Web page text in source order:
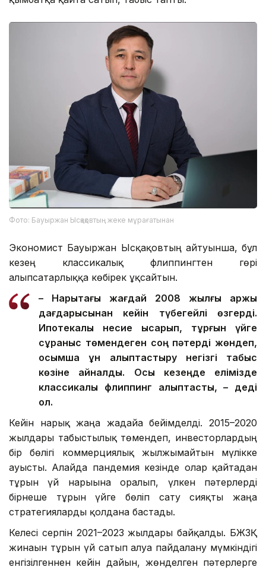
Фото: Бауыржан Ысқақовтың жеке мұрағатынан
Экономист Бауыржан Ысқақовтың айтуынша, бұл
кезең классикалық флиппингтен гөрі
алыпсатарлыққа көбірек ұқсайтын.
– Нарықтағы жағдай 2008 жылғы қаржы
дағдарысынан кейін түбегейлі өзгерді.
Ипотекалық несие қысқарып, тұрғын үйге
сұраныс төмендеген соң пәтерді жөндеп,
қосымша құн қалыптастыру негізгі табыс
көзіне айналды. Осы кезеңде елімізде
классикалық флиппинг қалыптасты, – деді
ол.
Кейін нарық жаңа жағдайға бейімделді. 2015–2020
жылдары табыстылық төмендеп, инвесторлардың
бір бөлігі коммерциялық жылжымайтын мүлікке
ауысты. Алайда пандемия кезінде олар қайтадан
тұрғын үй нарығына оралып, үлкен пәтерлерді
бірнеше тұрғын үйге бөліп сату сияқты жаңа
стратегияларды қолдана бастады.
Келесі серпін 2021–2023 жылдары байқалды. БЖЗҚ
жинағын тұрғын үй сатып алуға пайдалану мүмкіндігі
енгізілгеннен кейін дайын, жөнделген пәтерлерге